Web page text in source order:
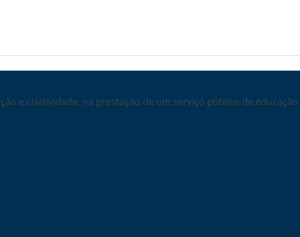
e criatividade, na prestação de um serviço público de educação